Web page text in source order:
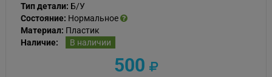
Тип детали: Б/У
Состояние: Нормальное
Материал: Пластик
Наличие:
В наличии
500